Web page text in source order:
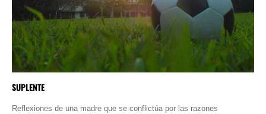
SUPLENTE
Reflexiones de una madre que se conflictúa por las razones